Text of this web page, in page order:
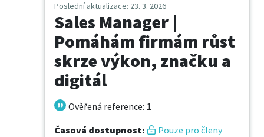
Poslední aktualizace: 23. 3. 2026
Sales Manager |
Pomáhám firmám růst
skrze výkon, značku a
digitál
Ověřená reference: 1
Časová dostupnost:
Pouze pro členy